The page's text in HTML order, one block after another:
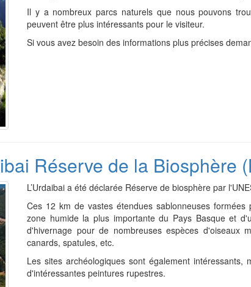
Il y a nombreux parcs naturels que nous pouvons
peuvent être plus intéressants pour le visiteur.
Si vous avez besoin des informations plus précises
Réserve de la Biosphère
L’Urdaibai a été déclarée Réserve de biosphère par
Ces 12 km de vastes étendues sablonneuses
zone humide la plus importante du Pays Basque et
d'hivernage pour de nombreuses espèces d'oiseaux
canards, spatules, etc.
Les sites archéologiques sont également
d'intéressantes peintures rupestres.